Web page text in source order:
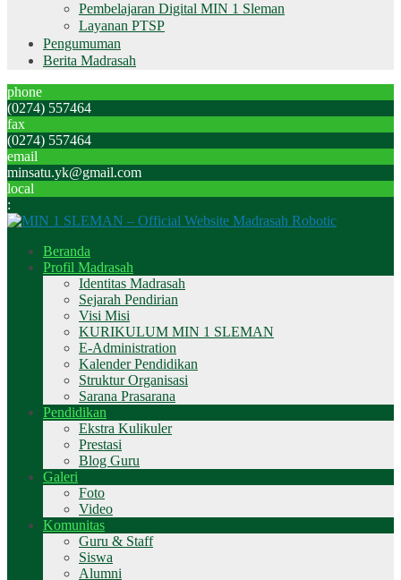
Pembelajaran Digital MIN 1 Sleman
Layanan PTSP
Pengumuman
Berita Madrasah
phone
(0274) 557464
fax
(0274) 557464
email
minsatu.yk@gmail.com
local
:
Beranda
Profil Madrasah
Identitas Madrasah
Sejarah Pendirian
Visi Misi
KURIKULUM MIN 1 SLEMAN
E-Administration
Kalender Pendidikan
Struktur Organisasi
Sarana Prasarana
Pendidikan
Ekstra Kulikuler
Prestasi
Blog Guru
Galeri
Foto
Video
Komunitas
Guru & Staff
Siswa
Alumni